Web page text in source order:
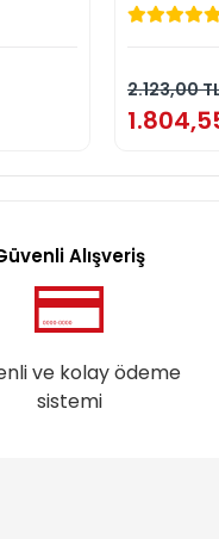
2.123,00
Alışveriş
ve kolay ödeme
sistemi